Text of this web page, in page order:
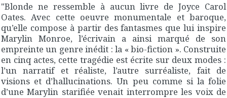
"Blonde ne ressemble à aucun livre de Joyce Carol
Oates. Avec cette oeuvre monumentale et baroque,
qu’elle compose à partir des fantasmes que lui inspire
Marylin Monroe, l’écrivain a ainsi marqué de son
empreinte un genre inédit : la « bio-fiction ». Construite
en cinq actes, cette tragédie est écrite sur deux modes :
l’un narratif et réaliste, l’autre surréaliste, fait de
visions et d’hallucinations. Un peu comme si la folie
d’une Marylin starifiée venait interrompre les voix de